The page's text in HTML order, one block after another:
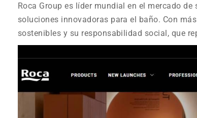
Roca Group es líder mundial en el mercado
soluciones innovadoras para el baño. Con
sostenibles y su responsabilidad social, que